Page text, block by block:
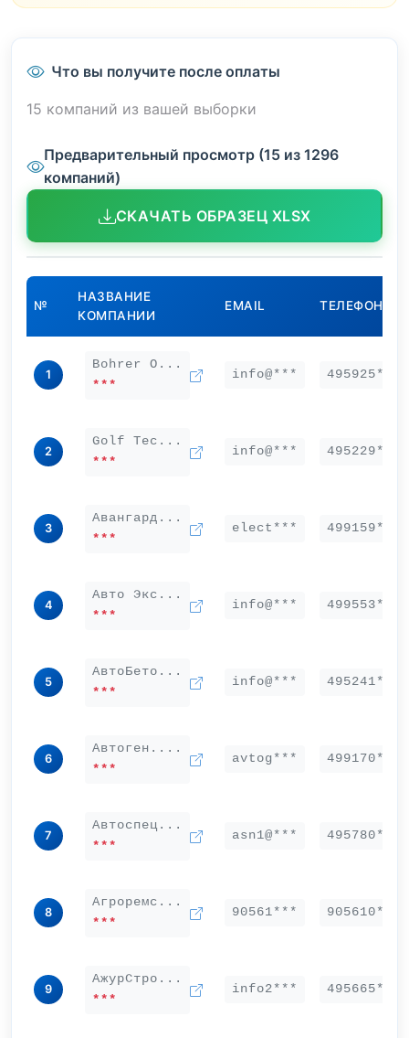
Что вы получите после оплаты
15 компаний из вашей выборки
Предварительный просмотр (15 из 1296
компаний)
СКАЧАТЬ ОБРАЗЕЦ XLSX
№
НАЗВАНИЕ
КОМПАНИИ
EMAIL ТЕЛЕФОН
1
Bohrer О...
***
info@*** 495925***
2
Golf Tec...
***
info@*** 495229***
3
Авангард...
***
elect*** 499159***
4
Авто Экс...
***
info@*** 499553***
5
АвтоБето...
***
info@*** 495241***
6
Автоген....
***
avtog*** 499170***
7
Автоспец...
***
asn1@*** 495780***
8
Агроремс...
***
90561*** 905610***
9
АжурСтро...
***
info2*** 495665***